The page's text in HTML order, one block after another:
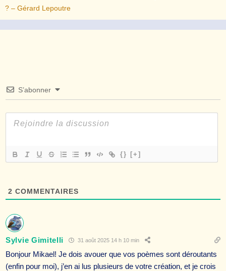
? – Gérard Lepoutre
S’abonner
{} [+]
2 COMMENTAIRES
Sylvie Gimitelli 31 août 2025 14 h 10 min
Bonjour Mikael! Je dois avouer que vos poèmes sont déroutants
(enfin pour moi), j’en ai lus plusieurs de votre création, et je crois